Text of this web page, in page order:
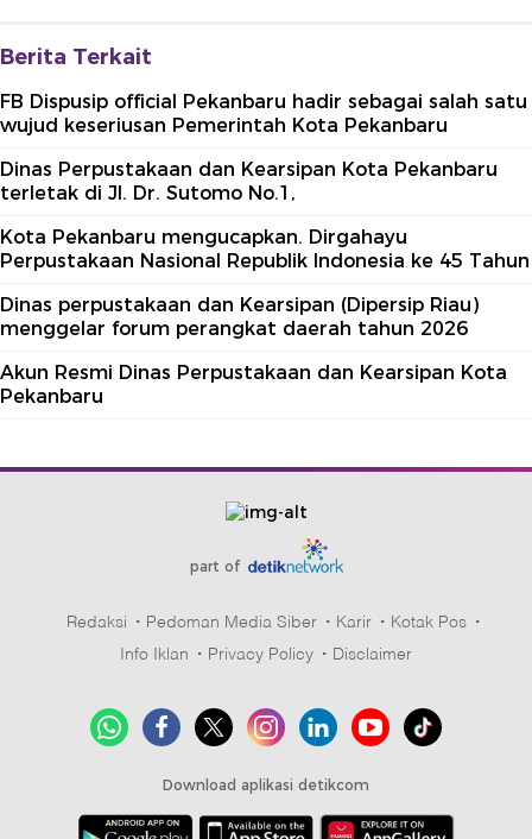
Berita Terkait
FB Dispusip official Pekanbaru hadir sebagai salah satu
wujud keseriusan Pemerintah Kota Pekanbaru
Dinas Perpustakaan dan Kearsipan Kota Pekanbaru
terletak di Jl. Dr. Sutomo No.1,
Kota Pekanbaru mengucapkan. Dirgahayu
Perpustakaan Nasional Republik Indonesia ke 45 Tahun
Dinas perpustakaan dan Kearsipan (Dipersip Riau)
menggelar forum perangkat daerah tahun 2026
Akun Resmi Dinas Perpustakaan dan Kearsipan Kota
Pekanbaru
part of
Redaksi Pedoman Media Siber Karir
Kotak Pos
Info Iklan
Privacy Policy Disclaimer
Download aplikasi detikcom